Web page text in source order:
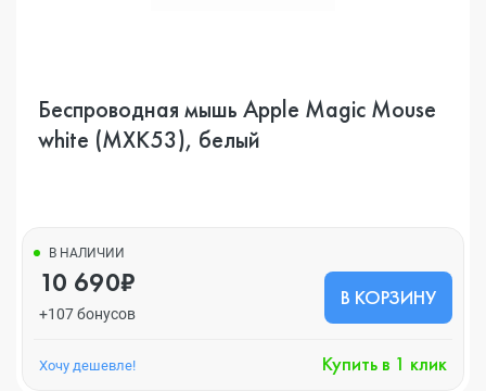
Беспроводная мышь Apple Magic Mouse
white (MXK53), белый
В НАЛИЧИИ
10 690₽
+107 бонусов
В КОРЗИНУ
Хочу дешевле! Купить в 1 клик